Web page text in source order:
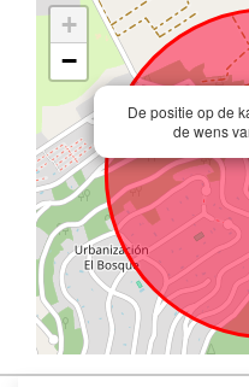
De positie op de
de wens
+
−